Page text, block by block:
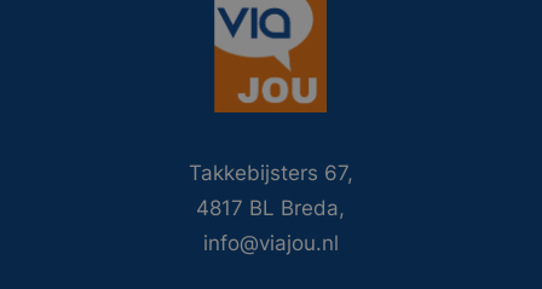
Takkebijsters 67,
4817 BL Breda,
info@viajou.nl